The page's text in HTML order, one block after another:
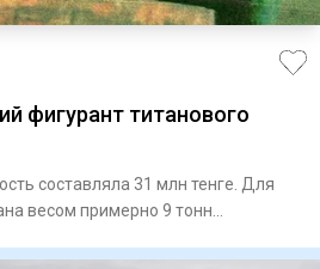
фигурант титанового
составляла 31 млн тенге. Для
весом примерно 9 тонн